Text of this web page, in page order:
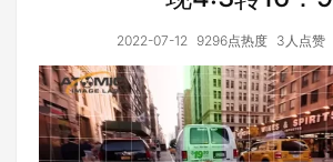
2022-07-12 9296点热度 3人点赞